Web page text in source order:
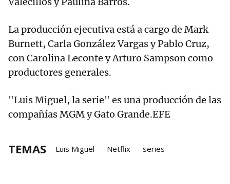
La producción ejecutiva está a cargo de Mark
Burnett, Carla González Vargas y Pablo Cruz,
con Carolina Leconte y Arturo Sampson como
productores generales.
"Luis Miguel, la serie" es una producción de las
compañías MGM y Gato Grande.EFE
TEMAS Luis Miguel Netflix series